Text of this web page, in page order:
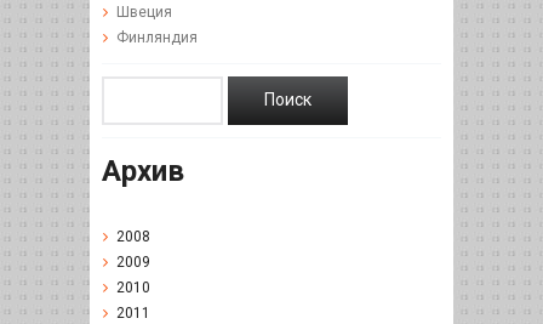
Швеция
Финляндия
Архив
2008
2009
2010
2011